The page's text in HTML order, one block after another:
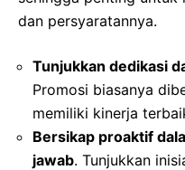
dan persyaratannya.
Tunjukkan dedikasi
Promosi biasanya
memiliki kinerja
Bersikap proaktif
jawab. Tunjukkan